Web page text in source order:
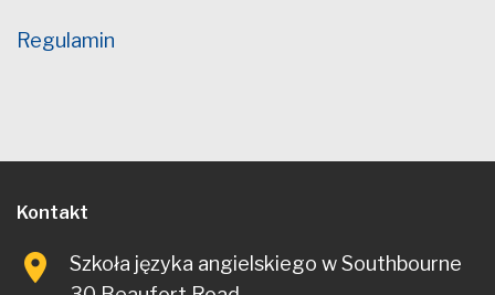
Regulamin
Kontakt
Szkoła języka angielskiego w Southbourne